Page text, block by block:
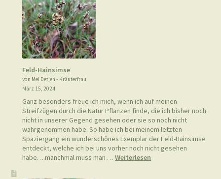
Feld-Hainsimse
von Mel Detjen - Kräuterfrau
März 15, 2024
Ganz besonders freue ich mich, wenn ich auf meinen
Streifzügen durch die Natur Pflanzen finde, die ich bisher noch
nicht in unserer Gegend gesehen oder sie so noch nicht
wahrgenommen habe. So habe ich bei meinem letzten
Spaziergang ein wunderschönes Exemplar der Feld-Hainsimse
entdeckt, welche ich bei uns vorher noch nicht gesehen
habe….manchmal muss man …Weiterlesen